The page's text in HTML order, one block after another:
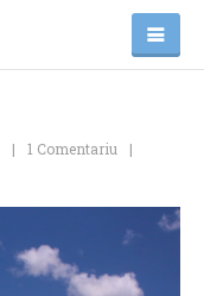
1 Comentariu